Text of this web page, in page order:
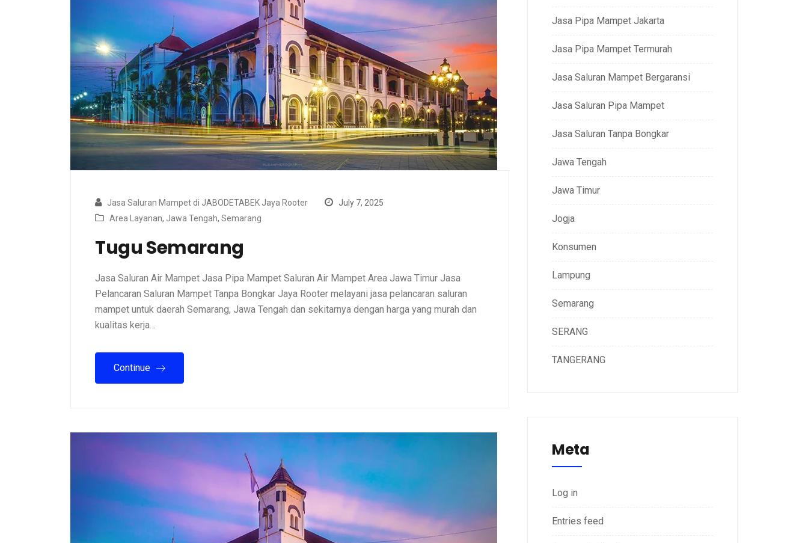
Jasa Saluran Mampet di JABODETABEK Jaya Rooter
July 7, 2025
Area Layanan, Jawa Tengah, Semarang
Tugu Semarang
Jasa Saluran Air Mampet Jasa Pipa Mampet Saluran Air Mampet Area Jawa Timur Jasa
Pelancaran Saluran Mampet Tanpa Bongkar Jaya Rooter melayani jasa pelancaran saluran
mampet untuk daerah Semarang, Jawa Tengah dan sekitarnya dengan harga yang murah dan
kualitas kerja…
Continue
Jasa Pipa Mampet Jakarta
Jasa Pipa Mampet Termurah
Jasa Saluran Mampet Bergaransi
Jasa Saluran Pipa Mampet
Jasa Saluran Tanpa Bongkar
Jawa Tengah
Jawa Timur
Jogja
Konsumen
Lampung
Semarang
SERANG
TANGERANG
Meta
Log in
Entries feed